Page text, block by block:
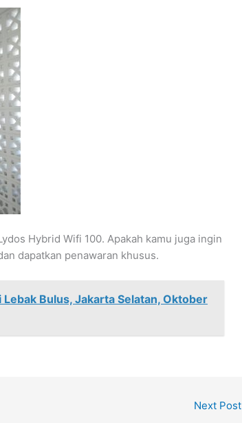
Hybrid Wifi 100. Apakah kamu juga ingin
dapatkan penawaran khusus.
Bulus, Jakarta Selatan, Oktober
Next Post